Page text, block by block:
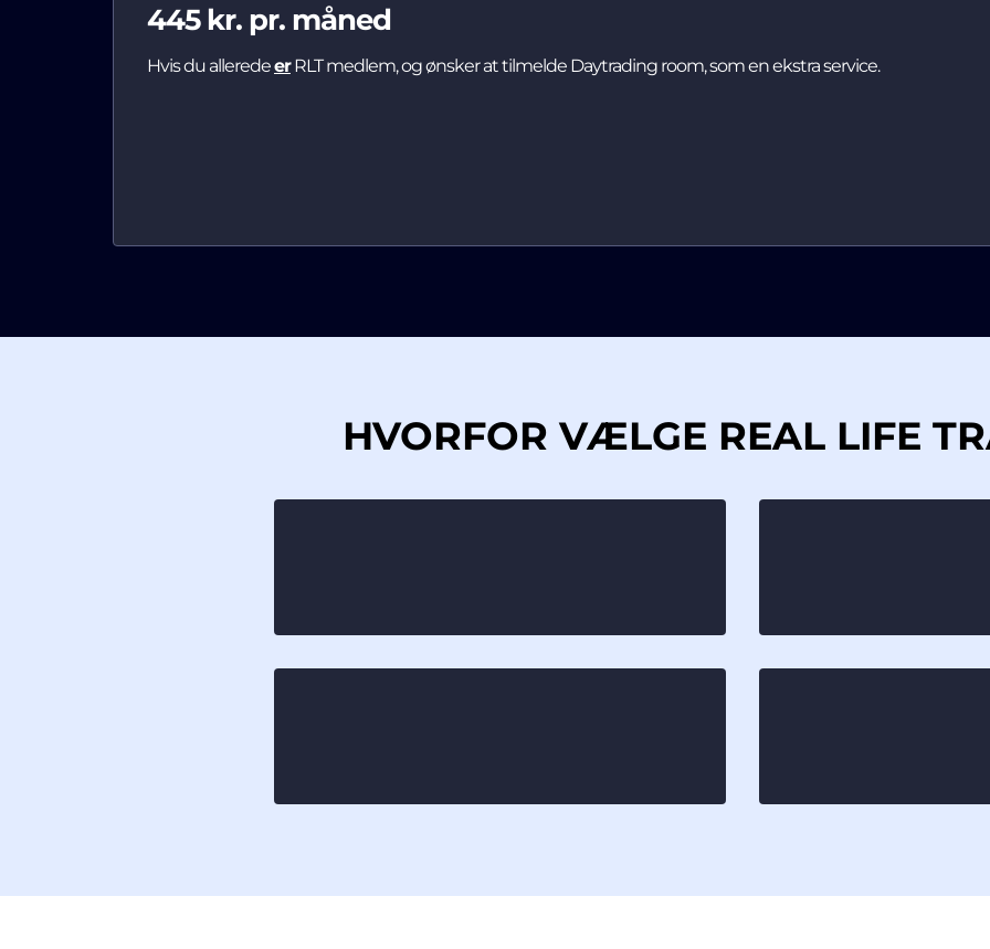
445 kr. pr. måned
Hvis du alleredeerRLT medlem, og ønsker at tilmelde Daytrading room, som en ekstra service.
HVORFOR VÆLGE REAL LIFE